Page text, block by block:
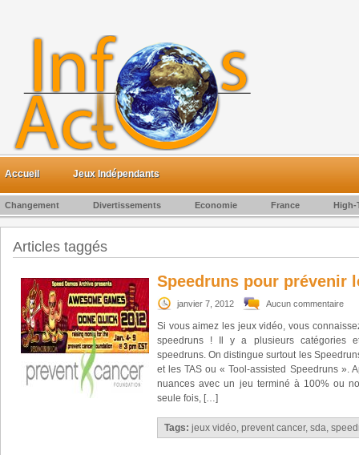
Accueil Jeux Indépendants
Changement Divertissements Economie France High-
Articles taggés
Speedruns pour prévenir
janvier 7, 2012 Aucun commentaire
Si vous aimez les jeux vidéo, vous
speedruns ! Il y a plusieurs catégories
speedruns. On distingue surtout les
et les TAS ou « Tool-assisted Speedruns ».
nuances avec un jeu terminé à 100% ou
seule fois, […]
Tags: jeux vidéo, prevent cancer, sda,